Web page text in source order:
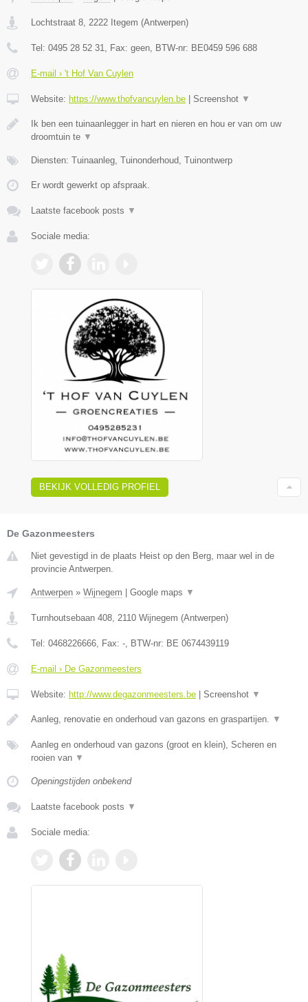
Lochtstraat 8 2222 Itegem (Antwerpen)
Tel: 0495 28 52 31 , Fax: geen , BTW-nr: BE0459 596 688
E-mail › 't Hof Van Cuylen
Website: https://www.thofvancuylen.be | Screenshot ▼
Ik ben een tuinaanlegger in hart en nieren en hou er van om uw
droomtuin te ▼
Diensten: Tuinaanleg, Tuinonderhoud, Tuinontwerp
Er wordt gewerkt op afspraak.
Laatste facebook posts ▼
Sociale media:
BEKIJK VOLLEDIG PROFIEL
De Gazonmeesters
Niet gevestigd in de plaats Heist op den Berg, maar wel in de
provincie Antwerpen.
Antwerpen » Wijnegem | Google maps ▼
Turnhoutsebaan 408 2110 Wijnegem (Antwerpen)
Tel: 0468226666 , Fax: - , BTW-nr: BE 0674439119
E-mail › De Gazonmeesters
Website: http://www.degazonmeesters.be | Screenshot ▼
Aanleg, renovatie en onderhoud van gazons en graspartijen. ▼
Aanleg en onderhoud van gazons (groot en klein), Scheren en
rooien van ▼
Openingstijden onbekend
Laatste facebook posts ▼
Sociale media: